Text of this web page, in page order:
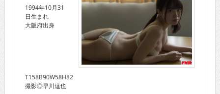
1994年10月31
日生まれ
大阪府出身
T158B90W58H82
撮影◎早川達也